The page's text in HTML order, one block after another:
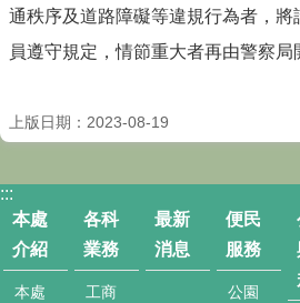
消
服
務
公
告
與
法
規
通秩序及道路障礙等違規行為者，
員遵守規定，情節重大者再由警察局
上版日期：2023-08-19
:::
本處
介紹
本處
各科
業務
工商
最新
消息
便民
服務
公園